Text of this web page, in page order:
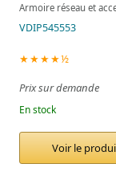
Armoire réseau et
VDIP545553
★★★★½
Prix sur demande
En stock
Voir le